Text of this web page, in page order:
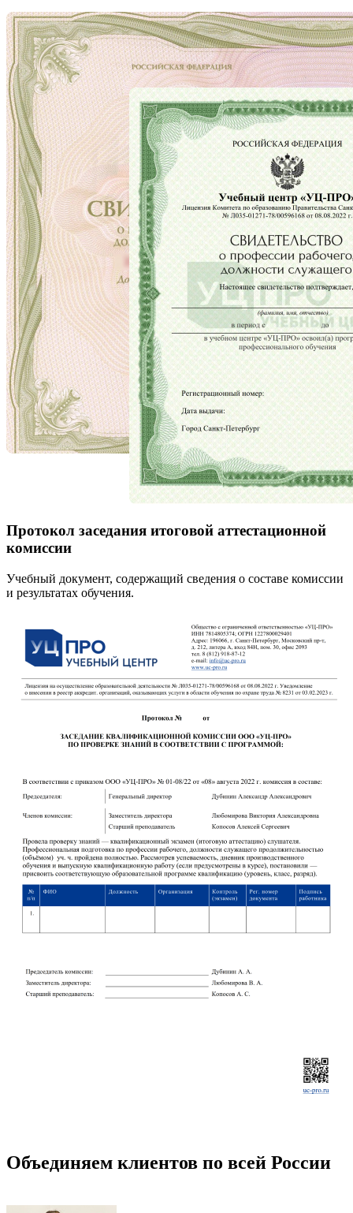
Протокол заседания итоговой аттестационной
комиссии
Учебный документ, содержащий сведения о составе комиссии
и результатах обучения.
Объединяем клиентов по всей России